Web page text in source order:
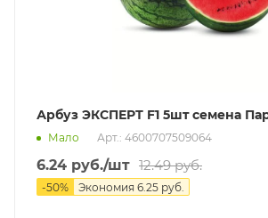
Арбуз ЭКСПЕРТ F1 5шт семена
Мало Арт.: 4600707509064
6.24 руб./шт 12.49руб.
-50% Экономия 6.25 руб.